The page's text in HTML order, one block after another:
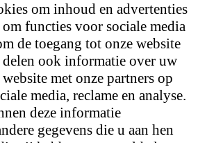
om inhoud en advertenties
functies voor sociale media
de toegang tot onze website
delen ook informatie over uw
met onze partners op
media, reclame en analyse.
deze informatie
gegevens die u aan hen